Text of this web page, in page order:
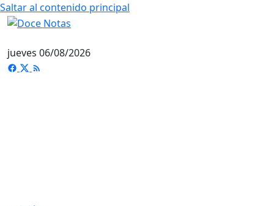
Saltar al contenido principal
jueves 06/08/2026